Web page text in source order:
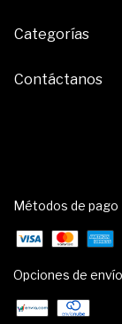
Categorías
Contáctanos
Métodos de pago
Opciones de envío